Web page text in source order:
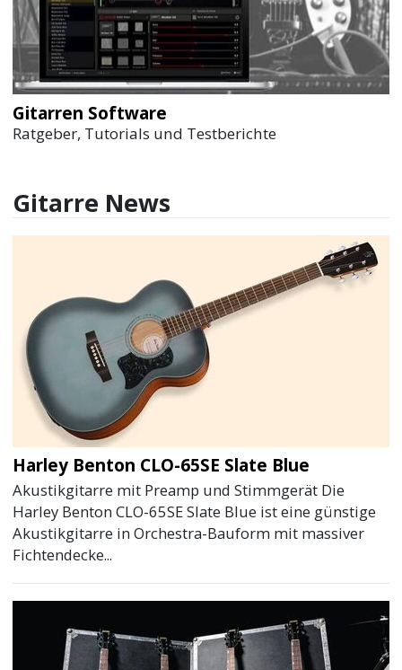
Gitarren Software
Ratgeber, Tutorials und Testberichte
Gitarre News
Harley Benton CLO-65SE Slate Blue
Akustikgitarre mit Preamp und Stimmgerät Die
Harley Benton CLO-65SE Slate Blue ist eine günstige
Akustikgitarre in Orchestra-Bauform mit massiver
Fichtendecke...